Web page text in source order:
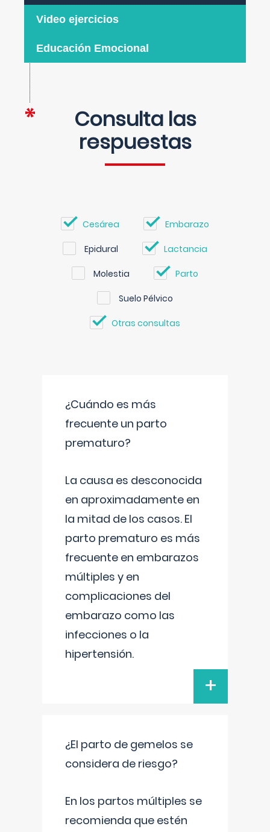
Video ejercicios
Educación Emocional
Consulta las
respuestas
Cesárea Embarazo
Epidural Lactancia
Molestia Parto
Suelo Pélvico
Otras consultas
¿Cuándo es más
frecuente un parto
prematuro?
La causa es desconocida
en aproximadamente en
la mitad de los casos. El
parto prematuro es más
frecuente en embarazos
múltiples y en
complicaciones del
embarazo como las
infecciones o la
hipertensión.
+
¿El parto de gemelos se
considera de riesgo?
En los partos múltiples se
recomienda que estén